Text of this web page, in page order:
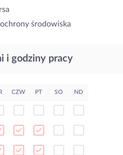
środowiska
i godziny pracy
CZW PT SO ND